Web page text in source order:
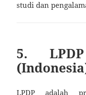
studi dan
5.
LPDP adalah